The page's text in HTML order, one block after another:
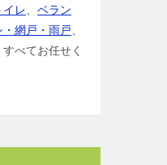
イレ
ベラン
網戸・雨戸
べてお任せく